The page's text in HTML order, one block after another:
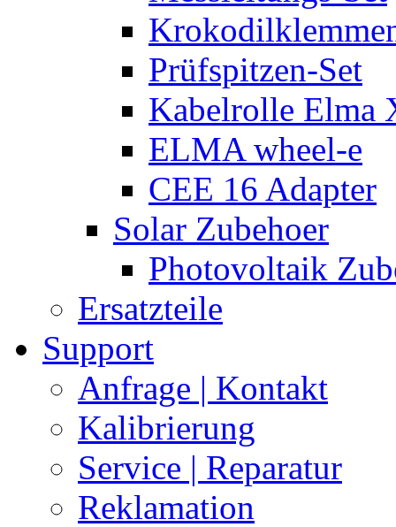
Prüfspitzen-Set
Kabelrolle Elma
ELMA wheel-e
CEE 16 Adapter
Solar Zubehoer
Photovoltaik
Ersatzteile
Support
Anfrage | Kontakt
Kalibrierung
Service | Reparatur
Reklamation